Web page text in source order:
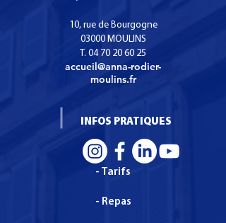
10, rue de Bourgogne
03000 MOULINS
T. 04 70 20 60 25
accueil@anna-rodier-
moulins.fr
INFOS PRATIQUES
- Tarifs
- Repas